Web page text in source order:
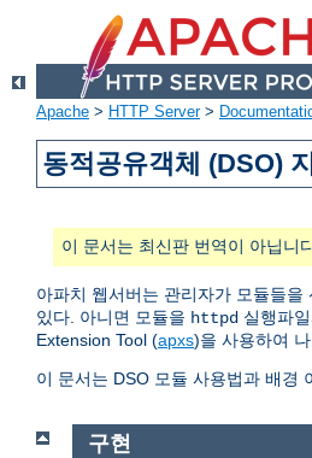
Apache > HTTP Server>
동적공유객체 (DSO)
이 문서는 최신판 번역이 아닙니
아파치 웹서버는 관리자가 모듈들
있다. 아니면 모듈을 httpd 실행파
Extension Tool (apxs)을 사용하여
이 문서는 DSO 모듈 사용법과 배경
구현